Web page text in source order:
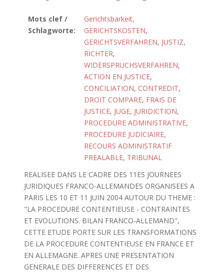
Mots clef /
Schlagworte:
Gerichtsbarkeit,
GERICHTSKOSTEN,
GERICHTSVERFAHREN, JUSTIZ,
RICHTER,
WIDERSPRUCHSVERFAHREN,
ACTION EN JUSTICE,
CONCILIATION, CONTREDIT,
DROIT COMPARE, FRAIS DE
JUSTICE, JUGE, JURIDICTION,
PROCEDURE ADMINISTRATIVE,
PROCEDURE JUDICIAIRE,
RECOURS ADMINISTRATIF
PREALABLE, TRIBUNAL
REALISEE DANS LE CADRE DES 11ES JOURNEES
JURIDIQUES FRANCO-ALLEMANDES ORGANISEES A
PARIS LES 10 ET 11 JUIN 2004 AUTOUR DU THEME :
"LA PROCEDURE CONTENTIEUSE - CONTRAINTES
ET EVOLUTIONS. BILAN FRANCO-ALLEMAND",
CETTE ETUDE PORTE SUR LES TRANSFORMATIONS
DE LA PROCEDURE CONTENTIEUSE EN FRANCE ET
EN ALLEMAGNE. APRES UNE PRESENTATION
GENERALE DES DIFFERENCES ET DES